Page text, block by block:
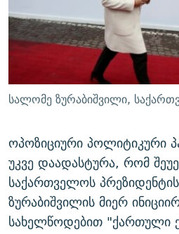
ᲛᲝᲚᲐᲞᲐᲠᲐᲙᲔ ᲢᲔᲥᲡᲢᲔᲑᲘ
ᲨᲘᲜ - ᲣᲪᲮᲝᲔᲗᲨᲘ
ᲚᲘᲢᲔᲠᲐᲢᲣᲠᲣᲚᲘ ᲬᲐᲮᲜᲐᲒᲔᲑᲘ
ᲐᲛᲔᲠᲘᲙᲣᲚᲘ ᲛᲝᲗᲮᲠᲝᲑᲐ
ᲩᲔᲛᲘ ᲡᲘᲙᲕᲓᲘᲚᲘᲡ ᲛᲘᲖᲔᲖᲘᲐ COVID-
11 ᲬᲔᲚᲘ - 11 ᲐᲛᲑᲐᲕᲘ
ᲡᲐᲞᲐᲠᲚᲐᲛᲔᲜᲢᲝ ᲐᲠᲩᲔᲕᲜᲔᲑᲘᲡ
ᲑᲐᲕᲨᲕᲔᲑᲘ ᲞᲠᲝᲡᲢᲘᲢᲣᲪᲘᲐᲨᲘ -
ᲐᲒᲕᲘᲡᲢᲝᲡ ᲝᲛᲘ
ПРИВЕТ ᲙᲣᲚᲢᲣᲠᲐ
ᲒᲐᲛᲝᲘᲬᲔᲠᲔ
რთე/რთ-ის ყველა საიტი
სალომე ზურაბიშვილი,
ოპოზიციური პოლიტიკური
უკვე დაადასტურა, რომ
საქართველოს
ზურაბიშვილის მიერ
სახელწოდებით "ქართული